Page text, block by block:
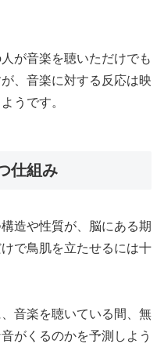
が音楽を聴いただけでも
、音楽に対する反応は映
うです。
仕組み
造や性質が、脳にある期
で鳥肌を立たせるには十
音楽を聴いている間、無
がくるのかを予測しよう